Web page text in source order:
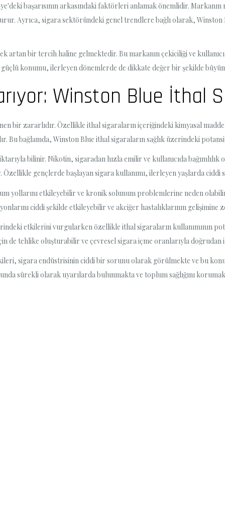
başarısının arkasındaki faktörleri anlamak önemlidir. Markanın
Ayrıca, sigara sektöründeki genel trendlere bağlı olarak,
artan bir tercih haline gelmektedir. Bu markanın çekiciliği ve
konumu, ilerleyen dönemlerde de dikkate değer bir şekilde
Winston Blue İthal
bir zararlıdır. Özellikle ithal sigaraların içeriğindeki kimyasal
Bu bağlamda, Winston Blue ithal sigaraların sağlık üzerindeki
bilinir. Nikotin, sigaradan hızla emilir ve kullanıcıda bağımlılık
gençlerde başlayan sigara kullanımı, ilerleyen yaşlarda ciddi
yollarını etkileyebilir ve kronik solunum problemlerine neden
ciddi şekilde etkileyebilir ve akciğer hastalıklarının gelişimine
etkilerini vurgularken özellikle ithal sigaraların kullanımının
de tehlike oluşturabilir ve çevresel sigara içme oranlarıyla
sigara endüstrisinin ciddi bir sorunu olarak görülmekte ve bu
sürekli olarak uyarılarda bulunmakta ve toplum sağlığını korumak